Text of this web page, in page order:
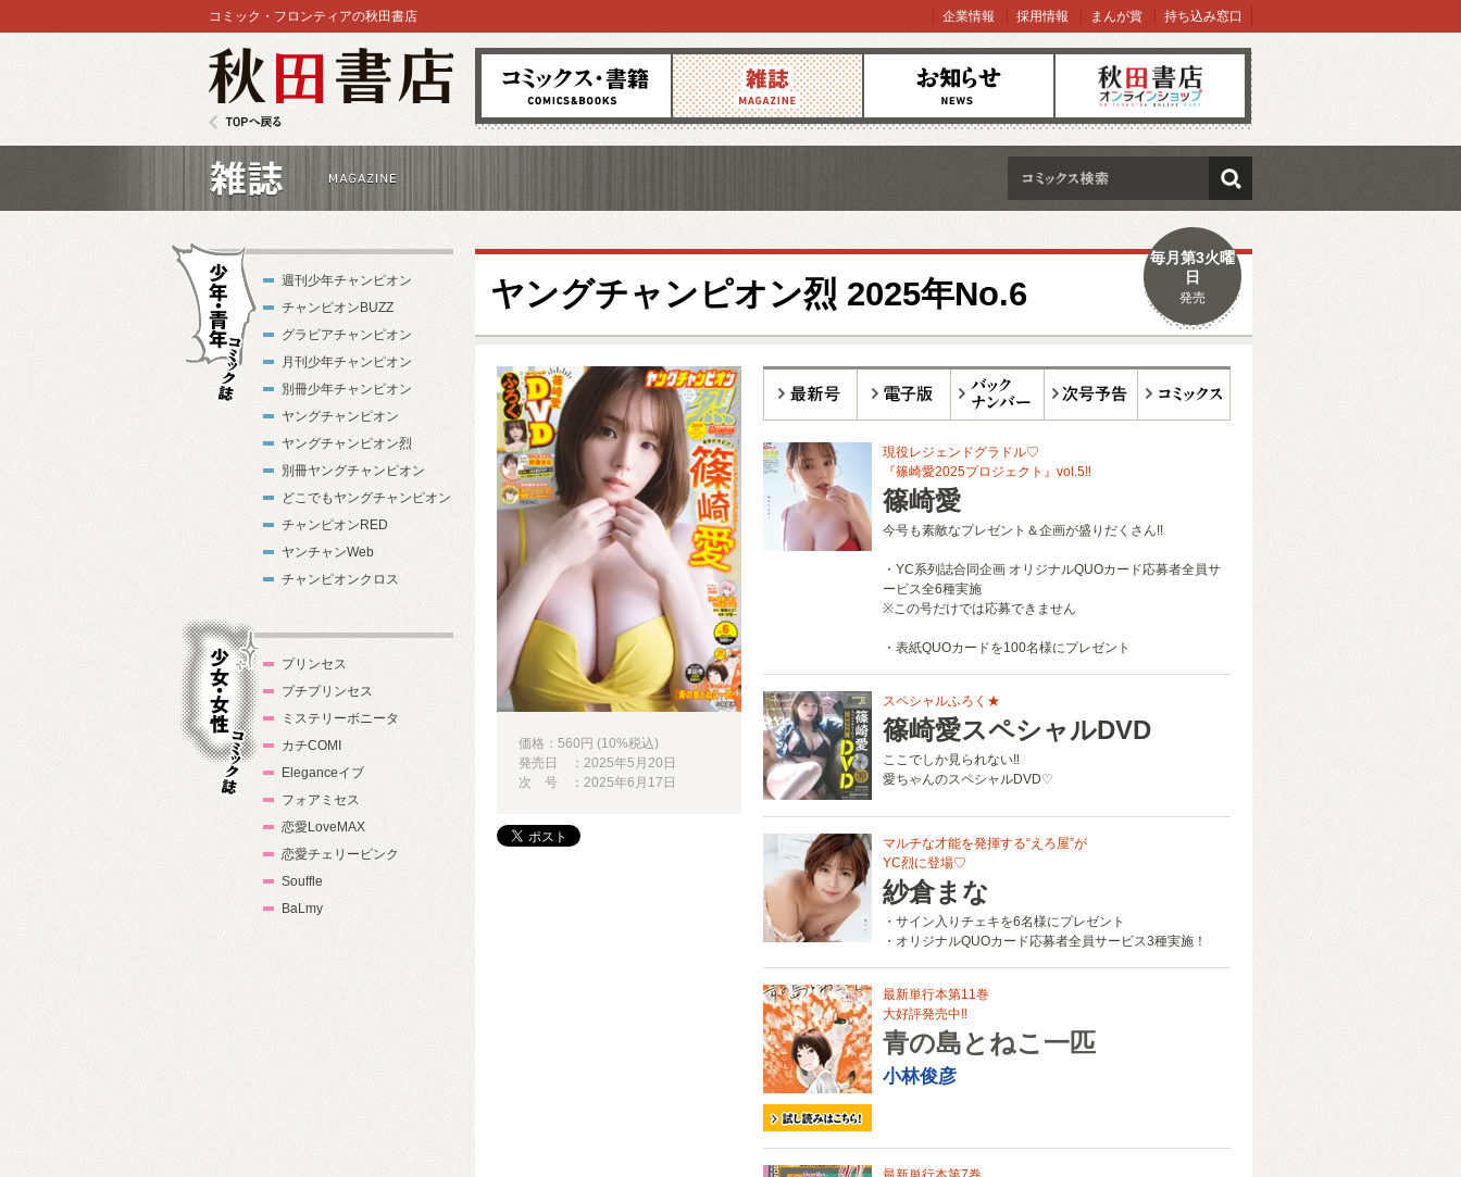
コミックス 雑誌 お知らせ オンラインショップ
コミック・フロンティアの秋田書店 企業情報 採用情報 まんが賞 持ち込み窓口
雑誌
検索
ヤングチャンピオン烈 2025年No.6
毎月第3火曜
日
発売
現役レジェンドグラドル♡
『篠崎愛2025プロジェクト』vol.5‼
篠崎愛
今号も素敵なプレゼント＆企画が盛りだくさん!!
・YC系列誌合同企画 オリジナルQUOカード応募者全員サ
ービス全6種実施
※この号だけでは応募できません
・表紙QUOカードを100名様にプレゼント
スペシャルふろく★
篠崎愛スペシャルDVD
ここでしか見られない‼
愛ちゃんのスペシャルDVD♡
マルチな才能を発揮する“えろ屋”が
YC烈に登場♡
紗倉まな
・サイン入りチェキを6名様にプレゼント
・オリジナルQUOカード応募者全員サービス3種実施！
最新単行本第11巻
大好評発売中‼
青の島とねこ一匹
小林俊彦
価格：560円 (10%税込)
発売日 ：2025年5月20日
次 号 ：2025年6月17日
週刊少年チャンピオン
チャンピオンBUZZ
グラビアチャンピオン
月刊少年チャンピオン
別冊少年チャンピオン
ヤングチャンピオン
ヤングチャンピオン烈
別冊ヤングチャンピオン
どこでもヤングチャンピオン
チャンピオンRED
ヤンチャンWeb
チャンピオンクロス
プリンセス
プチプリンセス
ミステリーボニータ
カチCOMI
Eleganceイブ
フォアミセス
恋愛LoveMAX
恋愛チェリーピンク
Souffle
BaLmy